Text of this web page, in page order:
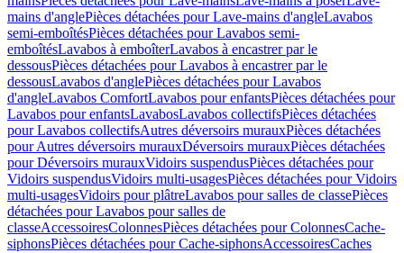
mains d'anglePièces détachées pour Lave-mains d'angleLavabos
semi-emboîtésPièces détachées pour Lavabos semi-
emboîtésLavabos à emboîterLavabos à encastrer par le
dessousPièces détachées pour Lavabos à encastrer par le
dessousLavabos d'anglePièces détachées pour Lavabos
d'angleLavabos ComfortLavabos pour enfantsPièces détachées pour
Lavabos pour enfantsLavabosLavabos collectifsPièces détachées
pour Lavabos collectifsAutres déversoirs murauxPièces détachées
pour Autres déversoirs murauxDéversoirs murauxPièces détachées
pour Déversoirs murauxVidoirs suspendusPièces détachées pour
Vidoirs suspendusVidoirs multi-usagesPièces détachées pour Vidoirs
multi-usagesVidoirs pour plâtreLavabos pour salles de classePièces
détachées pour Lavabos pour salles de
classeAccessoiresColonnesPièces détachées pour ColonnesCache-
siphonsPièces détachées pour Cache-siphonsAccessoiresCaches